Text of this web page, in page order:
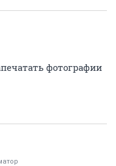
фотографии